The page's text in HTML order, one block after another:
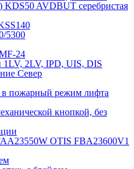
KDS50 AVDBUT серебристая
5300
24
2LV, IPD, UIS, DIS
Cевер
в пожарный режим лифта
кнопкой, без
OTIS FBA23600V1